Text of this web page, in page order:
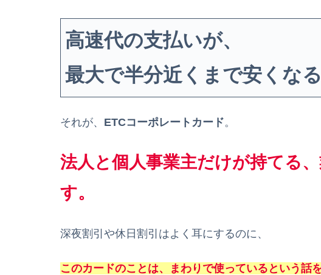
高速代の支払いが、
最大で半分近くまで安くなる
それが、 ETCコーポレートカード。
法人と個人事業主だけが持てる
す。
深夜割引や休日割引はよく耳にするのに、
このカードのことは、まわりで使っているという話